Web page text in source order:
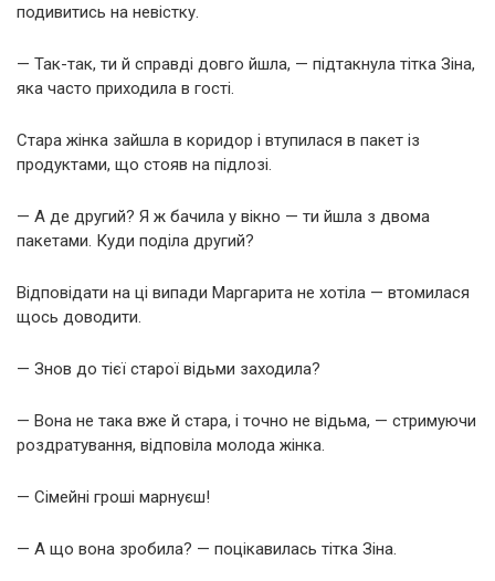
подивитись на невістку.
— Так-так, ти й справді довго йшла, — підтакнула тітка Зіна,
яка часто приходила в гості.
Стара жінка зайшла в коридор і втупилася в пакет із
продуктами, що стояв на підлозі.
— А де другий? Я ж бачила у вікно — ти йшла з двома
пакетами. Куди поділа другий?
Відповідати на ці випади Маргарита не хотіла — втомилася
щось доводити.
— Знов до тієї старої відьми заходила?
— Вона не така вже й стара, і точно не відьма, — стримуючи
роздратування, відповіла молода жінка.
— Сімейні гроші марнуєш!
— А що вона зробила? — поцікавилась тітка Зіна.